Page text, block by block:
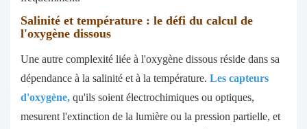
Salinité et température : le défi du calcul de
l'oxygène dissous
Une autre complexité liée à l'oxygène dissous réside dans sa
dépendance à la salinité et à la température. Les capteurs
d'oxygène, qu'ils soient électrochimiques ou optiques,
mesurent l'extinction de la lumière ou la pression partielle, et